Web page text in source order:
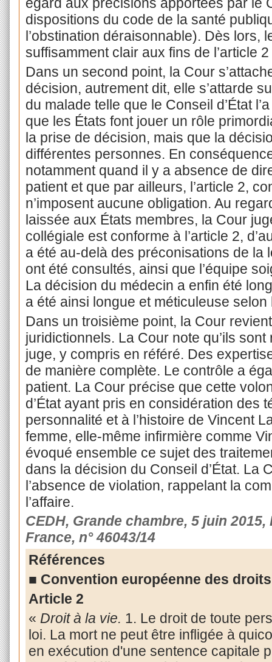
dispositions du code de la santé
l’obstination déraisonnable). Dès lors,
suffisamment clair aux fins de l’article
Dans un second point, la Cour
décision, autrement dit, elle s’attarde
du malade telle que le Conseil d’État
que les États font jouer un rôle
la prise de décision, mais que la
différentes personnes. En
notamment quand il y a absence de
patient et que par ailleurs, l’article 2,
n’imposent aucune obligation. Au
laissée aux États membres, la Cour
collégiale est conforme à l’article 2,
a été au-delà des préconisations de la
ont été consultés, ainsi que l’équipe
La décision du médecin a enfin été
a été ainsi longue et méticuleuse
Dans un troisième point, la Cour
juridictionnels. La Cour note qu’ils
juge, y compris en référé. Des
de manière complète. Le contrôle a
patient. La Cour précise que cette
d’État ayant pris en considération des
personnalité et à l’histoire de Vincent
femme, elle-même infirmière comme
évoqué ensemble ce sujet des
dans la décision du Conseil d’État. La
l’absence de violation, rappelant la
l’affaire.
CEDH, Grande chambre, 5 juin
France, n° 46043/14
Références
■ Convention européenne des droits
Article 2
« Droit à la vie. 1. Le droit de toute
loi. La mort ne peut être infligée à
en exécution d'une sentence capitale